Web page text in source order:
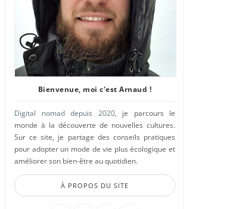
Bienvenue, moi c'est Arnaud !
Digital nomad depuis 2020, je parcours le
monde à la découverte de nouvelles cultures.
Sur ce site, je partage des conseils pratiques
pour adopter un mode de vie plus écologique et
améliorer son bien-être au quotidien.
À PROPOS DU SITE